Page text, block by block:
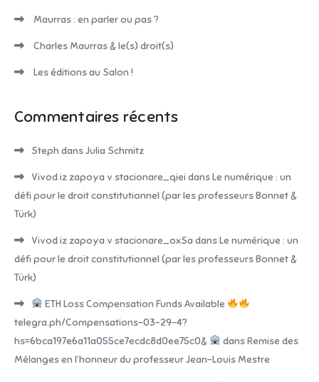
Maurras : en parler ou pas ?
Charles Maurras & le(s) droit(s)
Les éditions au Salon !
Commentaires récents
Steph dansJulia Schmitz
Vivod iz zapoya v stacionare_qiei dansLe numérique : un
défi pour le droit constitutionnel (par les professeurs Bonnet &
Türk)
Vivod iz zapoya v stacionare_oxSa dansLe numérique : un
défi pour le droit constitutionnel (par les professeurs Bonnet &
Türk)
ETH Loss Compensation Funds Available
telegra.ph/Compensations-03-29-4?
hs=6bca197e6a11a055ce7ecdc8d0ee75c0&
dansRemise des
Mélanges en l’honneur du professeur Jean-Louis Mestre